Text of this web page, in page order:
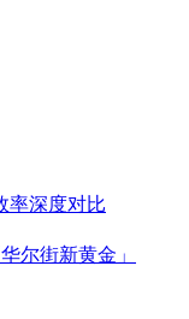
率深度对比
尔街新黄金」